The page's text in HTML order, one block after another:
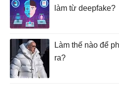
làm từ deepfake?
Làm thế nào để
ra?